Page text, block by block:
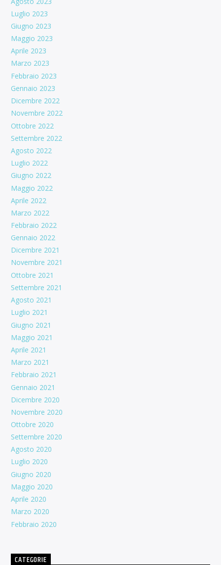
Luglio 2023
Giugno 2023
Maggio 2023
Aprile 2023
Marzo 2023
Febbraio 2023
Gennaio 2023
Dicembre 2022
Novembre 2022
Ottobre 2022
Settembre 2022
Agosto 2022
Luglio 2022
Giugno 2022
Maggio 2022
Aprile 2022
Marzo 2022
Febbraio 2022
Gennaio 2022
Dicembre 2021
Novembre 2021
Ottobre 2021
Settembre 2021
Agosto 2021
Luglio 2021
Giugno 2021
Maggio 2021
Aprile 2021
Marzo 2021
Febbraio 2021
Gennaio 2021
Dicembre 2020
Novembre 2020
Ottobre 2020
Settembre 2020
Agosto 2020
Luglio 2020
Giugno 2020
Maggio 2020
Aprile 2020
Marzo 2020
Febbraio 2020
CATEGORIE